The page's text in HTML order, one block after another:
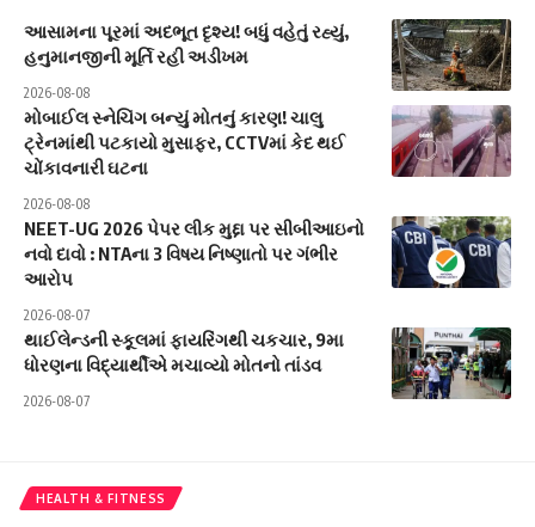
આસામના પૂરમાં અદભૂત દૃશ્ય! બધું વહેતું રહ્યું,
હનુમાનજીની મૂર્તિ રહી અડીખમ
2026-08-08
મોબાઈલ સ્નેચિંગ બન્યું મોતનું કારણ! ચાલુ
ટ્રેનમાંથી પટકાયો મુસાફર, CCTVમાં કેદ થઈ
ચોંકાવનારી ઘટના
2026-08-08
NEET-UG 2026 પેપર લીક મુદ્દા પર સીબીઆઇનો
નવો દાવો : NTAના 3 વિષય નિષ્ણાતો પર ગંભીર
આરોપ
2026-08-07
થાઈલેન્ડની સ્કૂલમાં ફાયરિંગથી ચકચાર, 9મા
ધોરણના વિદ્યાર્થીએ મચાવ્યો મોતનો તાંડવ
2026-08-07
HEALTH & FITNESS